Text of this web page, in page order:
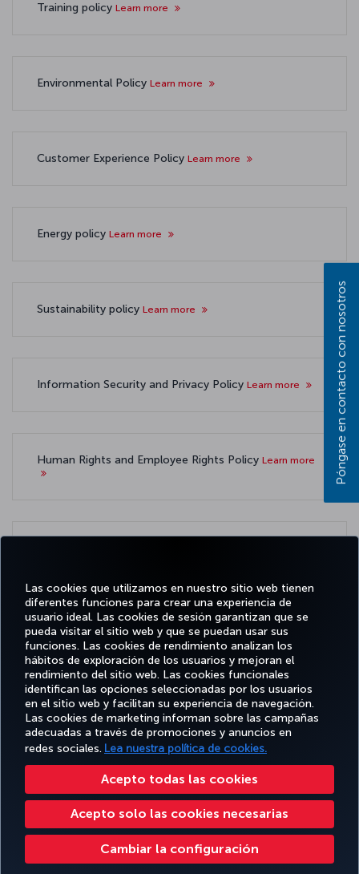
Las cookies que utilizamos en nuestro sitio web tienen
diferentes funciones para crear una experiencia de
usuario ideal. Las cookies de sesión garantizan que se
pueda visitar el sitio web y que se puedan usar sus
funciones. Las cookies de rendimiento analizan los
hábitos de exploración de los usuarios y mejoran el
rendimiento del sitio web. Las cookies funcionales
identifican las opciones seleccionadas por los usuarios
en el sitio web y facilitan su experiencia de navegación.
Las cookies de marketing informan sobre las campañas
adecuadas a través de promociones y anuncios en
redes sociales. Lea nuestra política de cookies.
Acepto todas las cookies
Acepto solo las cookies necesarias
Cambiar la configuración
Training policy Learn more
Environmental Policy Learn more
Customer Experience Policy Learn more
Energy policy Learn more
Sustainability policy Learn more
Information Security and Privacy Policy Learn more
Human Rights and Employee Rights Policy Learn more
Facebook
TwitterInstagram
YouTubeLinkedIn
TikTokBlog Pinterest
RESERVE Y
GESTIONE
DISFRUTE
DE
OFERTAS
Y
DESTINOS
AYUDA MILES&SMILES
Cambiar la configuración de cookies Programa de atención al cliente DOT de EE. UU.
Derechos de los interesados de la UE
Turkish Airlines Copyright © 1996 - 2026
Póngase en contacto con nosotros